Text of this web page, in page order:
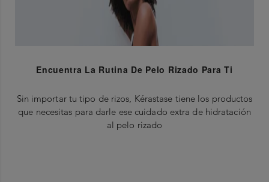
Encuentra La Rutina De Pelo Rizado Para Ti
Sin importar tu tipo de rizos, Kérastase tiene los productos
que necesitas para darle ese cuidado extra de hidratación
al pelo rizado